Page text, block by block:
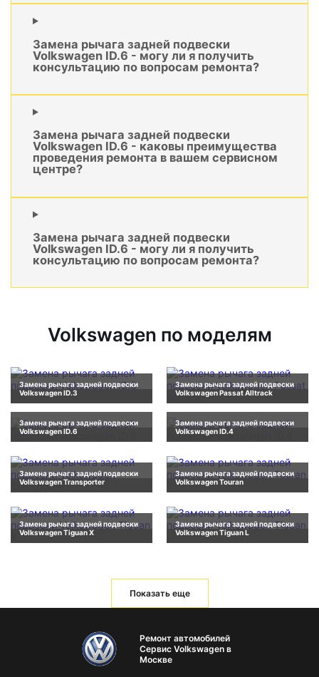
Замена рычага задней подвески
Volkswagen ID.6 - могу ли я получить
консультацию по вопросам ремонта?
Замена рычага задней подвески
Volkswagen ID.6 - каковы преимущества
проведения ремонта в вашем сервисном
центре?
Замена рычага задней подвески
Volkswagen ID.6 - могу ли я получить
консультацию по вопросам ремонта?
Volkswagen по моделям
Замена рычага задней подвески
Volkswagen ID.3
Замена рычага задней подвески
Volkswagen Passat Alltrack
Замена рычага задней подвески
Volkswagen ID.6
Замена рычага задней подвески
Volkswagen ID.4
Замена рычага задней подвески
Volkswagen Transporter
Замена рычага задней подвески
Volkswagen Touran
Замена рычага задней подвески
Volkswagen Tiguan X
Замена рычага задней подвески
Volkswagen Tiguan L
Показать еще
Ремонт автомобилей
Сервис Volkswagen в
Москве